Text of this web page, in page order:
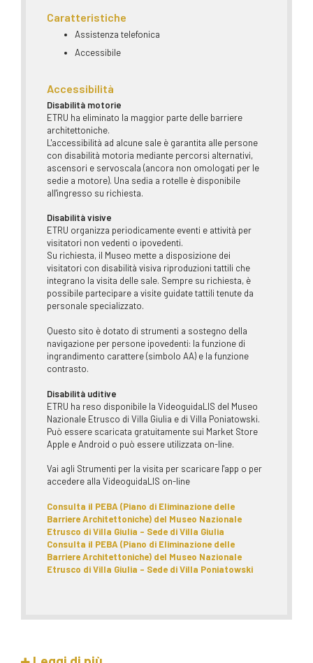
Caratteristiche
Assistenza telefonica
Accessibile
Accessibilità
Disabilità motorie
ETRU ha eliminato la maggior parte delle barriere
architettoniche.
L'accessibilità ad alcune sale è garantita alle persone
con disabilità motoria mediante percorsi alternativi,
ascensori e servoscala (ancora non omologati per le
sedie a motore). Una sedia a rotelle è disponibile
all'ingresso su richiesta.
Disabilità visive
ETRU organizza periodicamente eventi e attività per
visitatori non vedenti o ipovedenti.
Su richiesta, il Museo mette a disposizione dei
visitatori con disabilità visiva riproduzioni tattili che
integrano la visita delle sale. Sempre su richiesta, è
possibile partecipare a visite guidate tattili tenute da
personale specializzato.
Questo sito è dotato di strumenti a sostegno della
navigazione per persone ipovedenti: la funzione di
ingrandimento carattere (simbolo AA) e la funzione
contrasto.
Disabilità uditive
ETRU ha reso disponibile la VideoguidaLIS del Museo
Nazionale Etrusco di Villa Giulia e di Villa Poniatowski.
Può essere scaricata gratuitamente sui Market Store
Apple e Android o può essere utilizzata on-line.
Vai agli Strumenti per la visita per scaricare l'app o per
accedere alla VideoguidaLIS on-line
Consulta il PEBA (Piano di Eliminazione delle
Barriere Architettoniche) del Museo Nazionale
Etrusco di Villa Giulia - Sede di Villa Giulia
Consulta il PEBA (Piano di Eliminazione delle
Barriere Architettoniche) del Museo Nazionale
Etrusco di Villa Giulia - Sede di Villa Poniatowski